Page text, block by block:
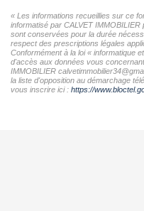
« Les informations recueillies sur ce
informatisé par CALVET
sont conservées pour la durée
respect des prescriptions légales
Conformément à la loi « informatique
d'accès aux données vous
IMMOBILIER
la liste d'opposition au démarchage
vous inscrire ici : https://